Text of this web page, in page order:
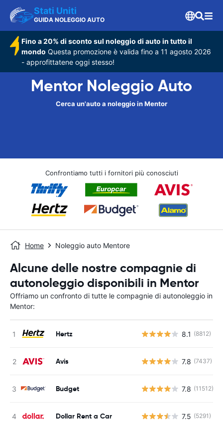
Stati Uniti
GUIDA NOLEGGIO AUTO
Fino a 20% di sconto sul noleggio di auto in tutto il
mondo Questa promozione è valida fino a 11 agosto 2026
- approfittatene oggi stesso!
Mentor Noleggio Auto
Cerca un'auto a noleggio in Mentor
Confrontiamo tutti i fornitori più conosciuti
Home Noleggio auto Mentore
Alcune delle nostre compagnie di
autonoleggio disponibili in Mentor
Offriamo un confronto di tutte le compagnie di autonoleggio in
Mentor:
Hertz 8.1 (8812)
Avis 7.8 (7437)
Budget 7.8 (11512)
Dollar Rent a Car 7.5 (5291)